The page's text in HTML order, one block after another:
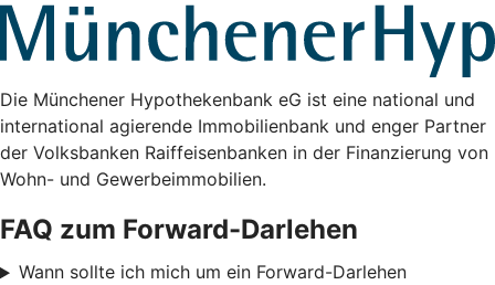
Die Münchener Hypothekenbank eG ist eine national und
international agierende Immobilienbank und enger Partner
der Volksbanken Raiffeisenbanken in der Finanzierung von
Wohn- und Gewerbeimmobilien.
FAQ zum Forward-Darlehen
Wann sollte ich mich um ein Forward-Darlehen